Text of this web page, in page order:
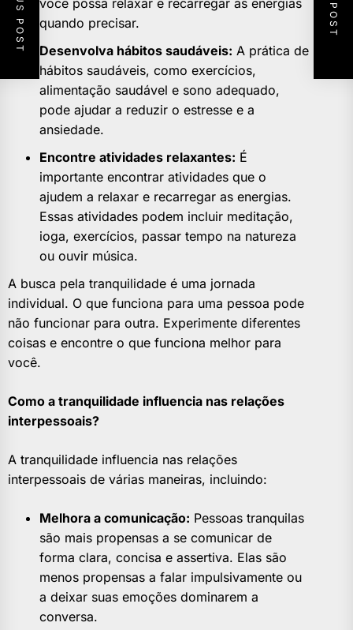
você possa relaxar e recarregar as energias
quando precisar.
Desenvolva hábitos saudáveis: A prática de
hábitos saudáveis, como exercícios,
alimentação saudável e sono adequado,
pode ajudar a reduzir o estresse e a
ansiedade.
Encontre atividades relaxantes: É
importante encontrar atividades que o
ajudem a relaxar e recarregar as energias.
Essas atividades podem incluir meditação,
ioga, exercícios, passar tempo na natureza
ou ouvir música.
A busca pela tranquilidade é uma jornada
individual. O que funciona para uma pessoa pode
não funcionar para outra. Experimente diferentes
coisas e encontre o que funciona melhor para
você.
Como a tranquilidade influencia nas relações
interpessoais?
A tranquilidade influencia nas relações
interpessoais de várias maneiras, incluindo:
Melhora a comunicação: Pessoas tranquilas
são mais propensas a se comunicar de
forma clara, concisa e assertiva. Elas são
menos propensas a falar impulsivamente ou
a deixar suas emoções dominarem a
conversa.